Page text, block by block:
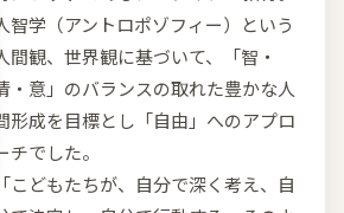
智学（アントロポゾフィー）という
間観、世界観に基づいて、「智・
・意」のバランスの取れた豊かな人
形成を目標とし「自由」へのアプロ
チでした。
「こどもたちが、自分で深く考え、自